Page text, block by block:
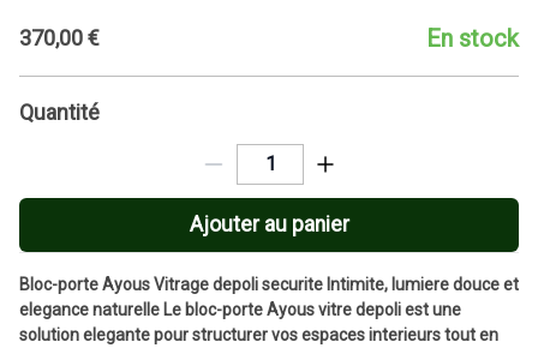
370,00€ En stock
Quantité
Ajouter au panier
Bloc-porte Ayous Vitrage depoli securite Intimite, lumiere douce et
elegance naturelle Le bloc-porte Ayous vitre depoli est une
solution elegante pour structurer vos espaces interieurs tout en